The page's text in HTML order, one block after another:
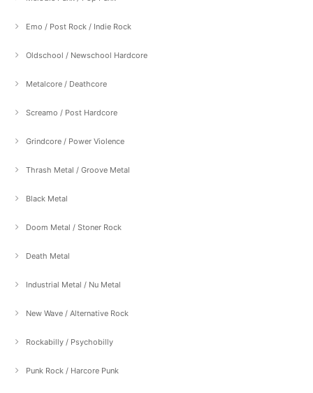
Emo / Post Rock / Indie Rock
Oldschool / Newschool Hardcore
Metalcore / Deathcore
Screamo / Post Hardcore
Grindcore / Power Violence
Thrash Metal / Groove Metal
Black Metal
Doom Metal / Stoner Rock
Death Metal
Industrial Metal / Nu Metal
New Wave / Alternative Rock
Rockabilly / Psychobilly
Punk Rock / Harcore Punk